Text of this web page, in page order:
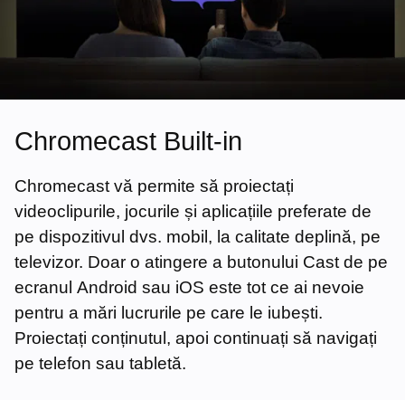
Chromecast Built-in
Chromecast vă permite să proiectați
videoclipurile, jocurile și aplicațiile preferate de
pe dispozitivul dvs. mobil, la calitate deplină, pe
televizor. Doar o atingere a butonului Cast de pe
ecranul Android sau iOS este tot ce ai nevoie
pentru a mări lucrurile pe care le iubești.
Proiectați conținutul, apoi continuați să navigați
pe telefon sau tabletă.